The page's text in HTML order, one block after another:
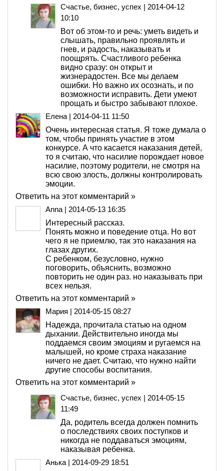
Счастье, бизнес, успех | 2014-04-12
10:10
Вот об этом-то и речь: уметь видеть и
слышать, правильно проявлять и
гнев, и радость, наказывать и
поощрять. Счастливого ребенка
видно сразу: он открыт и
жизнерадостен. Все мы делаем
ошибки. Но важно их осознать, и по
возможности исправить. Дети умеют
прощать и быстро забывают плохое.
Елена | 2014-04-11 11:50
Очень интересная статья. Я тоже думала о
том, чтобы принять участие в этом
конкурсе. А что касается наказания детей,
то я считаю, что насилие порождает новое
насилие, поэтому родители, не смотря на
всю свою злость, должны контролировать
эмоции.
Ответить на этот комментарий »
Anna | 2014-05-13 16:35
Интересный рассказ.
Понять можно и поведение отца. Но вот
чего я не приемлю, так это наказания на
глазах других.
С ребенком, безусловно, нужно
поговорить, объяснить, возможно
повторить не один раз. но наказывать при
всех нельзя.
Ответить на этот комментарий »
Мария | 2014-05-15 08:27
Надежда, прочитала статью на одном
дыхании. Действительно иногда мы
поддаемся своим эмоциям и ругаемся на
малышей, но кроме страха наказание
ничего не дает. Считаю, что нужно найти
другие способы воспитания.
Ответить на этот комментарий »
Счастье, бизнес, успех | 2014-05-15
11:49
Да, родитель всегда должен помнить
о последствиях своих поступков и
никогда не поддаваться эмоциям,
наказывая ребенка.
Анька | 2014-09-29 18:51